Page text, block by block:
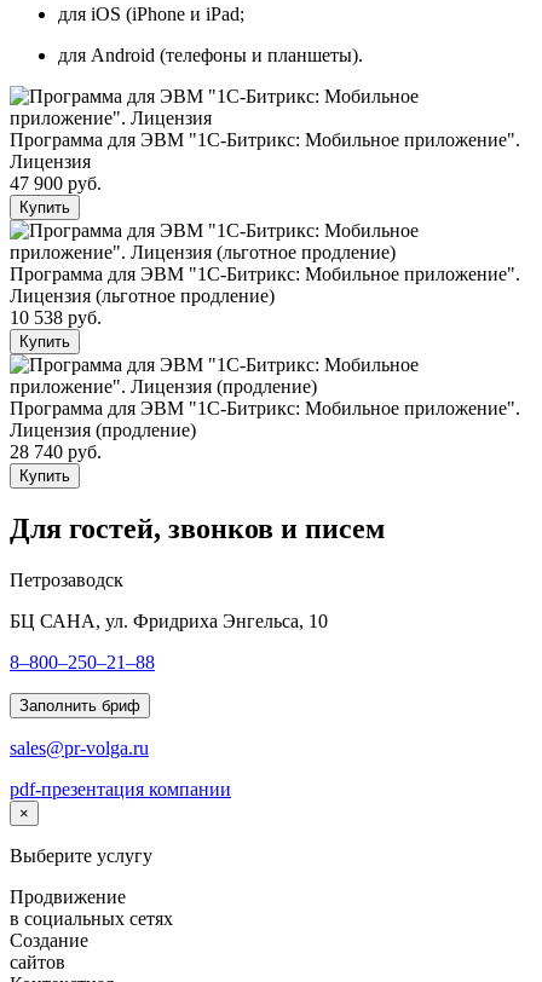
для iOS (iPhone и iPad;
для Android (телефоны и планшеты).
Программа для ЭВМ "1С-Битрикс: Мобильное приложение".
Лицензия
47 900 руб.
Купить
Программа для ЭВМ "1С-Битрикс: Мобильное приложение".
Лицензия (льготное продление)
10 538 руб.
Купить
Программа для ЭВМ "1С-Битрикс: Мобильное приложение".
Лицензия (продление)
28 740 руб.
Купить
Для гостей, звонков и писем
Петрозаводск
БЦ САНА, ул. Фридриха Энгельса, 10
8–800–250–21–88
Заполнить бриф
sales@pr-volga.ru
pdf-презентация компании
×
Выберите услугу
Продвижение
в социальных сетях
Создание
сайтов